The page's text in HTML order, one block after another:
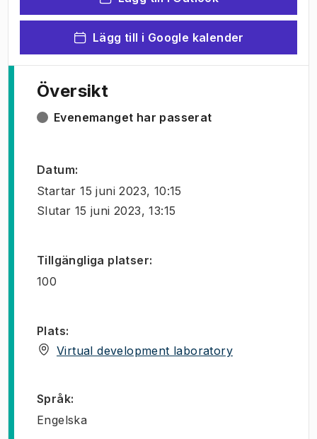
Lägg till i Google kalender
Översikt
Evenemanget har passerat
Datum:
Startar 15 juni 2023, 10:15
Slutar 15 juni 2023, 13:15
Tillgängliga platser:
100
Plats:
Virtual development laboratory(
Språk:
Engelska